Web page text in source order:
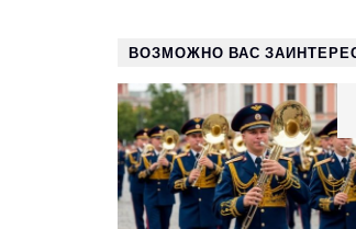
ВОЗМОЖНО ВАС